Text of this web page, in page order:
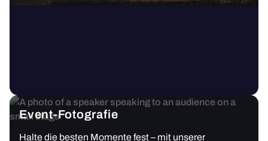
Event-Fotografie
Halte die besten Momente fest – mit unserer